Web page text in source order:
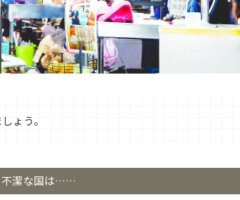
ょう。
不潔な国は……